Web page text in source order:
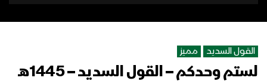
القول السديد مميز
لستم وحدكم – القول السديد – 1445هـ